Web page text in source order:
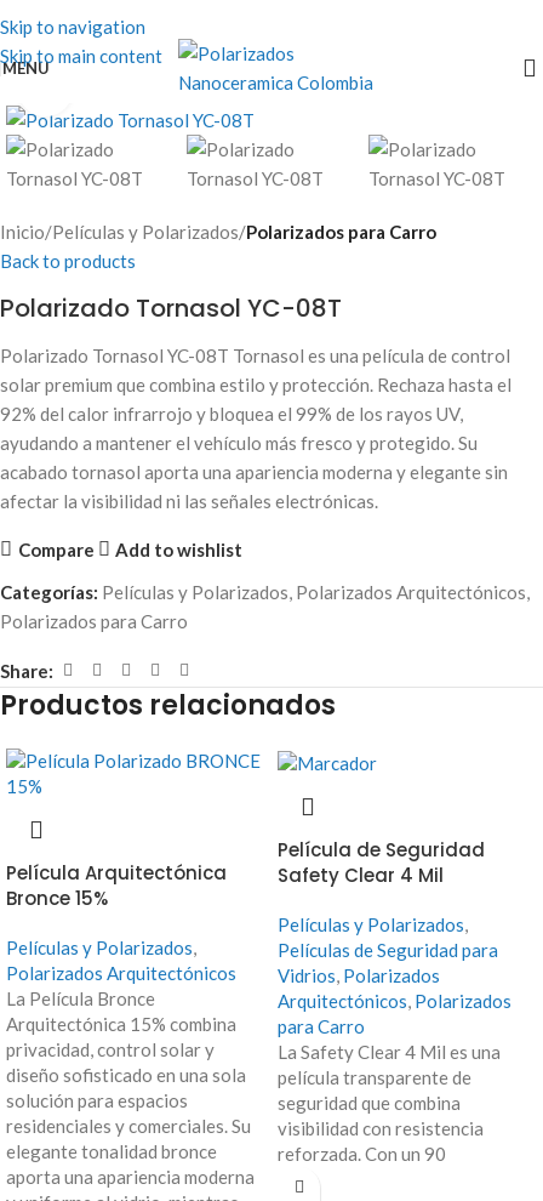
Skip to navigation
Skip to main content
MENU
Click to enlarge
Inicio Películas y Polarizados Polarizados para Carro
Back to products
Polarizado Tornasol YC-08T
Polarizado Tornasol YC-08T Tornasol es una película de control
solar premium que combina estilo y protección. Rechaza hasta el
92% del calor infrarrojo y bloquea el 99% de los rayos UV,
ayudando a mantener el vehículo más fresco y protegido. Su
acabado tornasol aporta una apariencia moderna y elegante sin
afectar la visibilidad ni las señales electrónicas.
Compare
Add to wishlist
Categorías: Películas y Polarizados, Polarizados Arquitectónicos,
Polarizados para Carro
Share:
Productos relacionados
Película Arquitectónica
Bronce 15%
Películas y Polarizados,
Polarizados Arquitectónicos
La Película Bronce
Arquitectónica 15% combina
privacidad, control solar y
diseño sofisticado en una sola
solución para espacios
residenciales y comerciales. Su
elegante tonalidad bronce
aporta una apariencia moderna
Película de Seguridad
Safety Clear 4 Mil
Películas y Polarizados,
Películas de Seguridad para
Vidrios, Polarizados
Arquitectónicos, Polarizados
para Carro
La Safety Clear 4 Mil es una
película transparente de
seguridad que combina
visibilidad con resistencia
reforzada. Con un 90